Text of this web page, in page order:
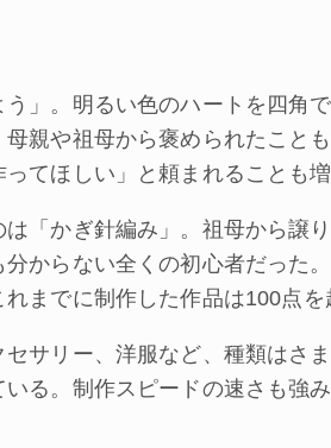
」。明るい色のハートを四角
親や祖母から褒められたこと
てほしい」と頼まれることも増
「かぎ針編み」。祖母から譲
からない全くの初心者だった
までに制作した作品は100点を
サリー、洋服など、種類はさ
る。制作スピードの速さも強み